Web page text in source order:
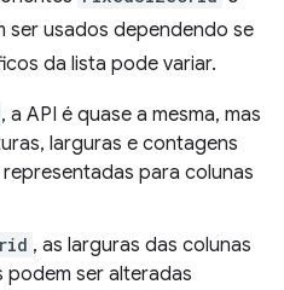
ser usados dependendo se
da lista pode variar.
, a API é quase a mesma, mas
larguras e contagens
para colunas
, as larguras das colunas
podem ser alteradas